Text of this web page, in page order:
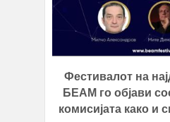
Фестивалот на
БЕАМ го објави
комисијата како и